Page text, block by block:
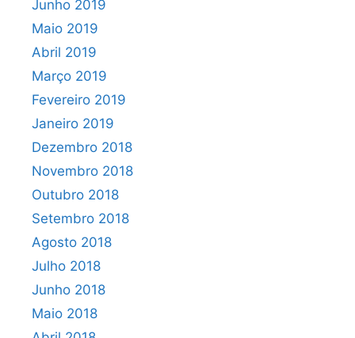
Junho 2019
Maio 2019
Abril 2019
Março 2019
Fevereiro 2019
Janeiro 2019
Dezembro 2018
Novembro 2018
Outubro 2018
Setembro 2018
Agosto 2018
Julho 2018
Junho 2018
Maio 2018